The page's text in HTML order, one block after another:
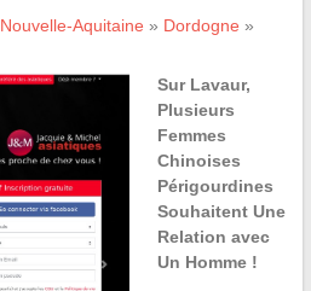
Nouvelle-Aquitaine » Dordogne »
Sur Lavaur,
Plusieurs
Femmes
Chinoises
Périgourdines
Souhaitent Une
Relation avec
Un Homme !